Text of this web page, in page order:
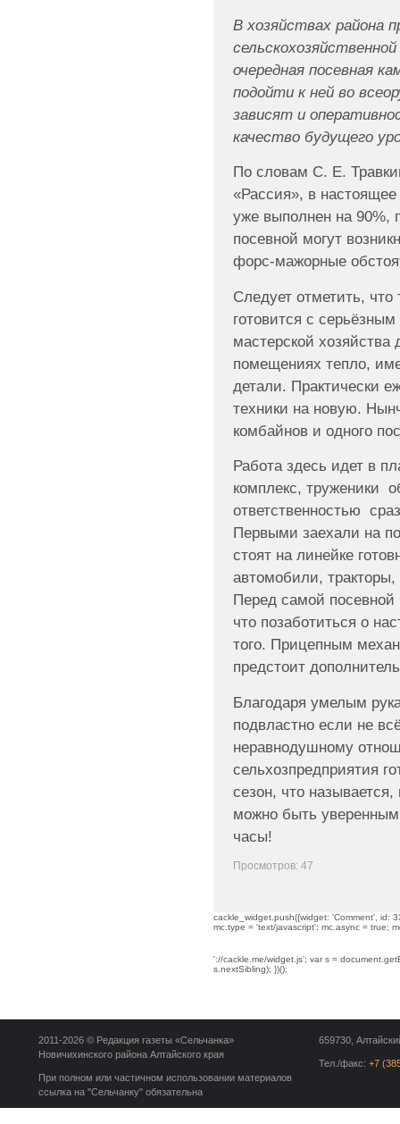
В хозяйствах района
очередная посевная
подойти к ней во
зависят и
качество будущего
По словам С. Е.
«Рассия», в
уже выполнен на 90%,
посевной могут
форс-мажорные
Следует отметить, что
готовится с
мастерской хозяйства
помещениях тепло,
детали. Практически
техники на новую.
комбайнов и одного
Работа здесь идет в
комплекс, труженики
ответственностью
Первыми заехали на
стоят на линейке
автомобили, тракторы,
Перед самой посевной
что позаботиться о
того. Прицепным
предстоит
Благодаря умелым
подвластно если не
неравнодушному
сельхозпредприятия
сезон, что
можно быть
часы!
Просмотров: 47
cackle_widget.push({widget: 'Comment', id:
mc.type = 'text/javascript'; mc.async = true;
'://cackle.me/widget.js'; var s =
s.nextSibling); })();
659730,
Тел./факс: +7
2011-2026 © Редакция газеты «Сельчанка»
Новичихинского района Алтайского края
При полном или частичном использовании материалов
ссылка на "Сельчанку" обязательна